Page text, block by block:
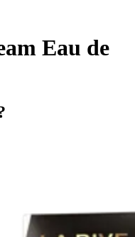
Eau de